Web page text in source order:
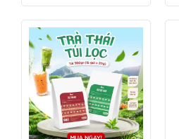
Matcha Latte
5
5